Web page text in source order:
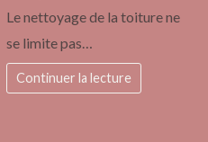
Le nettoyage de la toiture ne
se limite pas…
Continuer la lecture